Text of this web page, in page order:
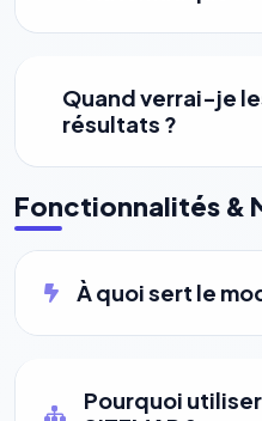
Quand verrai-je
résultats ?
Fonctionnalités &
Pourquoi
Cookies essentiels
Nécessaires au
mémorisation de vos choix de
Nous aident à comprendre